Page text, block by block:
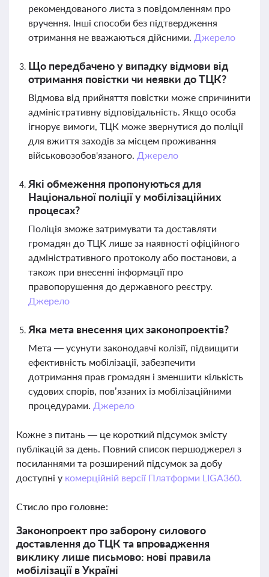
рекомендованого листа з повідомленням про
вручення. Інші способи без підтвердження
отримання не вважаються дійсними. Джерело
Що передбачено у випадку відмови від
отримання повістки чи неявки до ТЦК?
Відмова від прийняття повістки може спричинити
адміністративну відповідальність. Якщо особа
ігнорує вимоги, ТЦК може звернутися до поліції
для вжиття заходів за місцем проживання
військовозобов'язаного. Джерело
Які обмеження пропонуються для
Національної поліції у мобілізаційних
процесах?
Поліція зможе затримувати та доставляти
громадян до ТЦК лише за наявності офіційного
адміністративного протоколу або постанови, а
також при внесенні інформації про
правопорушення до державного реєстру.
Джерело
Яка мета внесення цих законопроектів?
Мета — усунути законодавчі колізії, підвищити
ефективність мобілізації, забезпечити
дотримання прав громадян і зменшити кількість
судових спорів, пов’язаних із мобілізаційними
процедурами. Джерело
Кожне з питань — це короткий підсумок змісту
публікацій за день. Повний список першоджерел з
посиланнями та розширений підсумок за добу
доступні у комерційній версії Платформи LIGA360.
Стисло про головне:
Законопроект про заборону силового
доставлення до ТЦК та впровадження
виклику лише письмово: нові правила
мобілізації в Україні